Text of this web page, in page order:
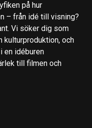
på hur
– från idé till visning?
Vi söker dig som
kulturproduktion, och
en idéburen
till filmen och